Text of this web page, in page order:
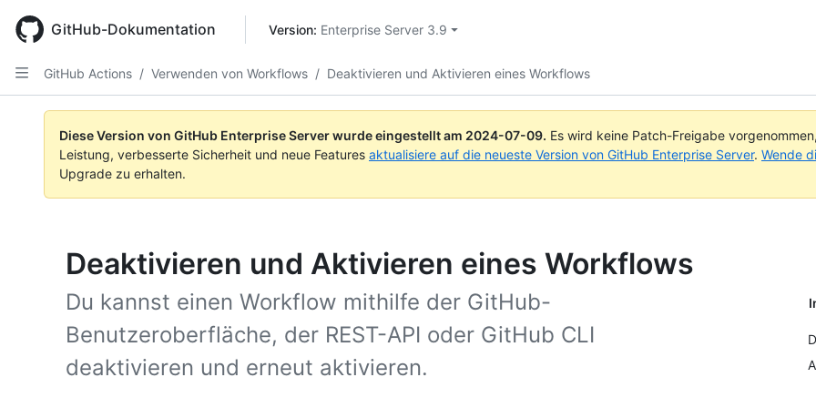
main
content
GitHub-Dokumentation Version: Enterprise Server 3.9
GitHub Actions / Verwenden von Workflows / Deaktivieren und Aktivieren eines Workflows
Diese Version von GitHub Enterprise Server wurde eingestellt am 2024-07-09. Es wird keine Patch-Freigabe
Leistung, verbesserte Sicherheit und neue Features aktualisiere auf die neueste Version von GitHub Enterprise Server. Wende
Upgrade zu erhalten.
Deaktivieren und Aktivieren eines Workflows
Du kannst einen Workflow mithilfe der GitHub-
Benutzeroberfläche, der REST-API oder GitHub CLI
deaktivieren und erneut aktivieren.